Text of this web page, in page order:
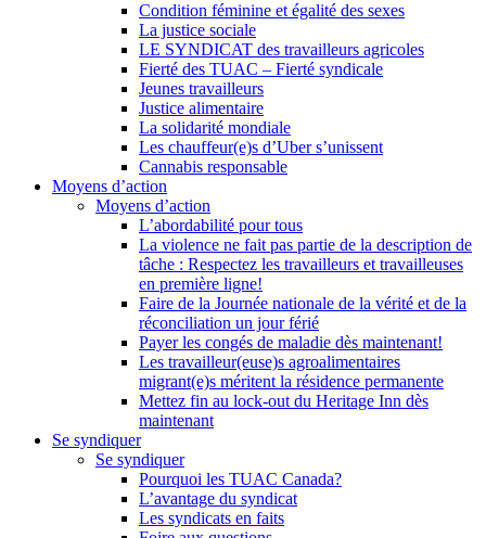
Condition féminine et égalité des sexes
La justice sociale
LE SYNDICAT des travailleurs agricoles
Fierté des TUAC – Fierté syndicale
Jeunes travailleurs
Justice alimentaire
La solidarité mondiale
Les chauffeur(e)s d’Uber s’unissent
Cannabis responsable
Moyens d’action
Moyens d’action
L’abordabilité pour tous
La violence ne fait pas partie de la description de
tâche : Respectez les travailleurs et travailleuses
en première ligne!
Faire de la Journée nationale de la vérité et de la
réconciliation un jour férié
Payer les congés de maladie dès maintenant!
Les travailleur(euse)s agroalimentaires
migrant(e)s méritent la résidence permanente
Mettez fin au lock-out du Heritage Inn dès
maintenant
Se syndiquer
Se syndiquer
Pourquoi les TUAC Canada?
L’avantage du syndicat
Les syndicats en faits